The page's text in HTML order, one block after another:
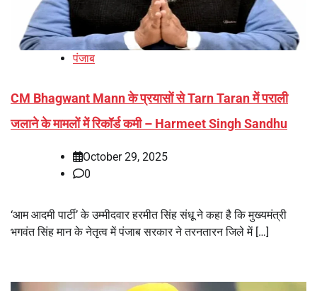
पंजाब
CM Bhagwant Mann के प्रयासों से Tarn Taran में पराली
जलाने के मामलों में रिकॉर्ड कमी – Harmeet Singh Sandhu
October 29, 2025
0
‘आम आदमी पार्टी’ के उम्मीदवार हरमीत सिंह संधू ने कहा है कि मुख्यमंत्री
भगवंत सिंह मान के नेतृत्व में पंजाब सरकार ने तरनतारन जिले में […]